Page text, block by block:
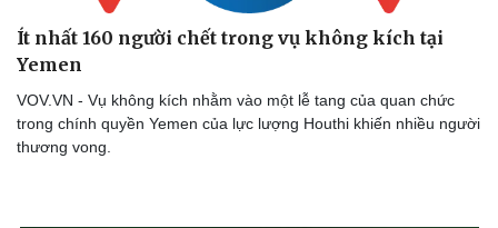
Ít nhất 160 người chết trong vụ không kích tại
Yemen
VOV.VN - Vụ không kích nhằm vào một lễ tang của quan chức
trong chính quyền Yemen của lực lượng Houthi khiến nhiều người
thương vong.